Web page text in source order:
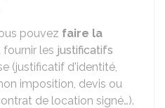
pouvez faire la
fournir les justificatifs
(justificatif d'identité,
imposition, devis ou
de location signé…).